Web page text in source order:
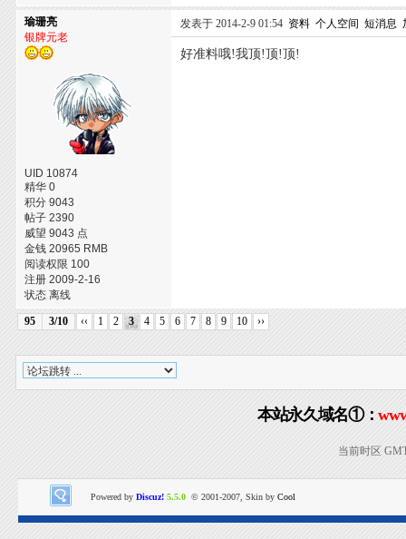
瑜珊亮
银牌元老
UID 10874
精华 0
积分 9043
帖子 2390
威望 9043 点
金钱 20965 RMB
阅读权限 100
注册 2009-2-16
状态 离线
发表于 2014-2-9 01:54 资料 个人空间 短消息
好准料哦!我顶!顶!顶!
95 3/10 ‹‹ 1 2 3 4 5 6 7 8 9 10 ››
本站永久域名①：
当前时区
Powered by Discuz! 5.5.0 © 2001-2007, Skin by Cool